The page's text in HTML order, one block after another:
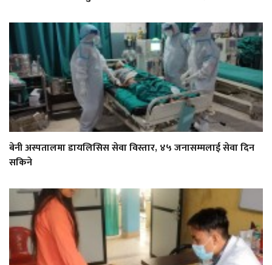
बेनी अस्पतालमा डायलिसिस सेवा विस्तार, ४५ जनासम्मलाई सेवा दिन
सकिने